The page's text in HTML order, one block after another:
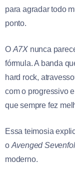
para agradar todo
ponto.
O A7X nunca
fórmula. A banda
hard rock,
com o progressivo
que sempre fez
Essa teimosia
o Avenged
moderno.